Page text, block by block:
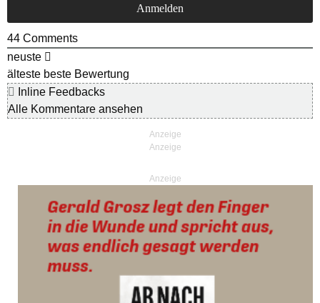
44 Comments
neuste
älteste beste Bewertung
Inline Feedbacks
Alle Kommentare ansehen
Anzeige